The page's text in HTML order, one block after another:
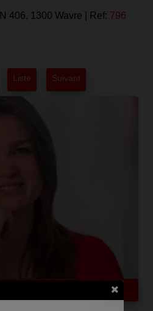
406, 1300 Wavre Ref: 796
Liste Suivant